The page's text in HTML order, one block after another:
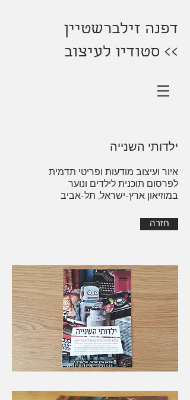
דפנה זילברשטיין
>> סטודיו לעיצוב
ילדותי השנייה
איור ועיצוב מודעות ופריטי תדמית
לפרסום תוכנית לילדים ונוער
במוזיאון ארץ-ישראל, תל-אביב
חזרה